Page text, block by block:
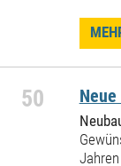
50 Neue
Jahren